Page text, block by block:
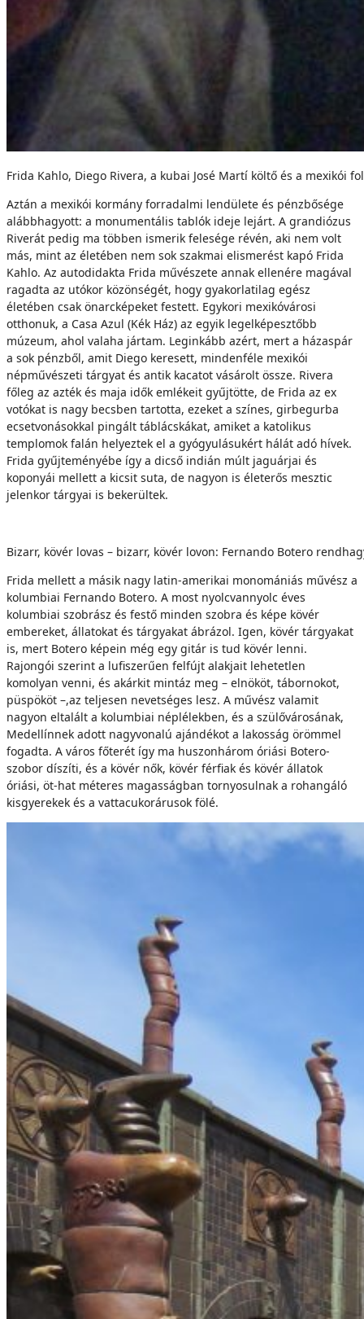
Frida Kahlo, Diego Rivera, a kubai José Martí költő és a mexikói
Aztán a mexikói kormány forradalmi lendülete és pénzbősége
alábbhagyott: a monumentális tablók ideje lejárt. A grandiózus
Riverát pedig ma többen ismerik felesége révén, aki nem volt
más, mint az életében nem sok szakmai elismerést kapó Frida
Kahlo. Az autodidakta Frida művészete annak ellenére magával
ragadta az utókor közönségét, hogy gyakorlatilag egész
életében csak önarcképeket festett. Egykori mexikóvárosi
otthonuk, a Casa Azul (Kék Ház) az egyik legelképesztőbb
múzeum, ahol valaha jártam. Leginkább azért, mert a házaspár
a sok pénzből, amit Diego keresett, mindenféle mexikói
népművészeti tárgyat és antik kacatot vásárolt össze. Rivera
főleg az azték és maja idők emlékeit gyűjtötte, de Frida az ex
votókat is nagy becsben tartotta, ezeket a színes, girbegurba
ecsetvonásokkal pingált táblácskákat, amiket a katolikus
templomok falán helyeztek el a gyógyulásukért hálát adó hívek.
Frida gyűjteményébe így a dicső indián múlt jaguárjai és
koponyái mellett a kicsit suta, de nagyon is életerős mesztic
jelenkor tárgyai is bekerültek.
Bizarr, kövér lovas – bizarr, kövér lovon: Fernando Botero
Frida mellett a másik nagy latin-amerikai monomániás művész a
kolumbiai Fernando Botero. A most nyolcvannyolc éves
kolumbiai szobrász és festő minden szobra és képe kövér
embereket, állatokat és tárgyakat ábrázol. Igen, kövér tárgyakat
is, mert Botero képein még egy gitár is tud kövér lenni.
Rajongói szerint a lufiszerűen felfújt alakjait lehetetlen
komolyan venni, és akárkit mintáz meg – elnököt, tábornokot,
püspököt –,az teljesen nevetséges lesz. A művész valamit
nagyon eltalált a kolumbiai néplélekben, és a szülővárosának,
Medellínnek adott nagyvonalú ajándékot a lakosság örömmel
fogadta. A város főterét így ma huszonhárom óriási Botero-
szobor díszíti, és a kövér nők, kövér férfiak és kövér állatok
óriási, öt-hat méteres magasságban tornyosulnak a rohangáló
kisgyerekek és a vattacukorárusok fölé.